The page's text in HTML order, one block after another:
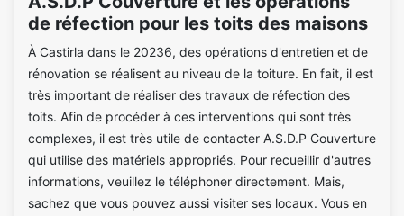
de réfection pour les toits des maisons
À Castirla dans le 20236, des opérations d'entretien et de
rénovation se réalisent au niveau de la toiture. En fait, il est
très important de réaliser des travaux de réfection des
toits. Afin de procéder à ces interventions qui sont très
complexes, il est très utile de contacter A.S.D.P Couverture
qui utilise des matériels appropriés. Pour recueillir d'autres
informations, veuillez le téléphoner directement. Mais,
sachez que vous pouvez aussi visiter ses locaux. Vous en